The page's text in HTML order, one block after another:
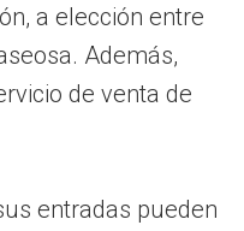
a elección entre
Además,
de venta de
entradas pueden